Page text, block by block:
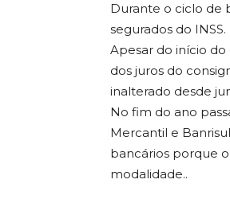
Durante o ciclo de
segurados do INSS.
Apesar do início
dos juros do
inalterado desde
No fim do ano
Mercantil e
bancários porque
modalidade..